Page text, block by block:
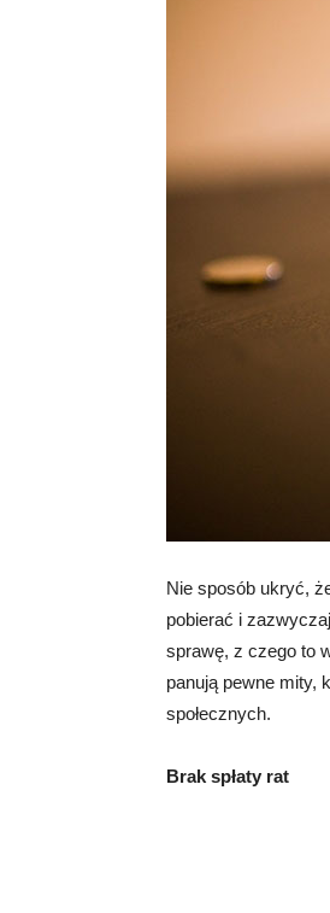
Nie sposób ukryć,
pobierać i
sprawę, z czego to
panują pewne mity,
społecznych.
Brak spłaty rat